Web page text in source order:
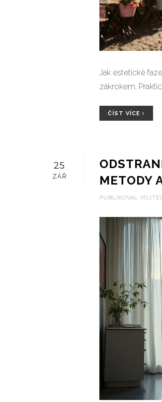
Jak estetické
zákrokem.
ČÍST VÍCE
25
ZÁŘ
METODY
PUBLIKOVAL